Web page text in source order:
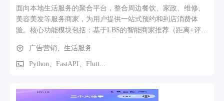
面向本地生活服务的聚合平台，整合周边餐饮、家政、维修、
美容美发等服务商家，为用户提供一站式预约和到店消费体
验。核心功能模块包括：基于LBS的智能商家推荐（距离+评分
销、用户评价体系（图文评价+标签化点评）、商家入驻与自
助管理后台（营业信息、服务项目、价格配置、订单管理、经
搜索附近服务 → 查看商家详情与评价 → 在线预约/领券 → 到
广告营销、生活服务
Python、FastAPI、Flutt...